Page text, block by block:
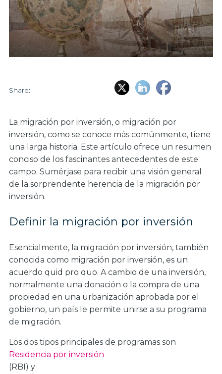
Share:
La migración por inversión, o migración por
inversión, como se conoce más comúnmente, tiene
una larga historia. Este artículo ofrece un resumen
conciso de los fascinantes antecedentes de este
campo. Sumérjase para recibir una visión general
de la sorprendente herencia de la migración por
inversión.
Definir la migración por inversión
Esencialmente, la migración por inversión, también
conocida como migración por inversión, es un
acuerdo quid pro quo. A cambio de una inversión,
normalmente una donación o la compra de una
propiedad en una urbanización aprobada por el
gobierno, un país le permite unirse a su programa
de migración.
Los dos tipos principales de programas son
Residencia por inversión
(RBI) y